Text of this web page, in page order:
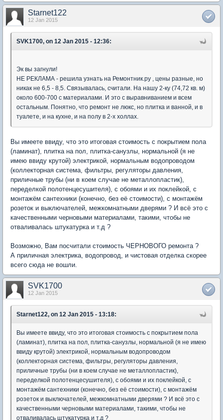
Starnet122
12 Jan 2015
SVK1700, on 12 Jan 2015 - 12:36:
Эк вы загнули!
НЕ РЕКЛАМА - решила узнать на Ремонтник.ру , цены разные, но
никак не 6,5 - 8,5. Связывалась, считали. На нашу 2-ку (74,72 кв. м)
около 600-700 с материалами. И это с выравниванием и всем
остальным. Понятно, что ремонт не люкс, но плитка и ванной, и в
туалете, и на кухне, и на полу в 2-х холлах.
Вы имеете ввиду, что это итоговая стоимость с покрытием пола
(ламинат), плитка на пол, плитка-санузлы, нормальной (я не
имею ввиду крутой) электрикой, нормальным водопроводом
(коллекторная система, фильтры, регуляторы давления,
приличные трубы (ни в коем случае не металлопластик),
переделкой полотенцесушителя), с обоями и их поклейкой, с
монтажём сантехники (конечно, без её стоимости), с монтажём
розеток и выключателей, межкомнатными дверями ? И всё это с
качественными черновыми материалами, такими, чтобы не
отваливалась штукатурка и т.д ?
Возможно, Вам посчитали стоимость ЧЕРНОВОГО ремонта ?
А приличная электрика, водопровод, и чистовая отделка скорее
всего сюда не вошли.
SVK1700
12 Jan 2015
Starnet122, on 12 Jan 2015 - 13:18:
Вы имеете ввиду, что это итоговая стоимость с покрытием пола
(ламинат), плитка на пол, плитка-санузлы, нормальной (я не имею
ввиду крутой) электрикой, нормальным водопроводом
(коллекторная система, фильтры, регуляторы давления,
приличные трубы (ни в коем случае не металлопластик),
переделкой полотенцесушителя), с обоями и их поклейкой, с
монтажём сантехники (конечно, без её стоимости), с монтажём
розеток и выключателей, межкомнатными дверями ? И всё это с
качественными черновыми материалами, такими, чтобы не
отваливалась штукатурка и т.д ?